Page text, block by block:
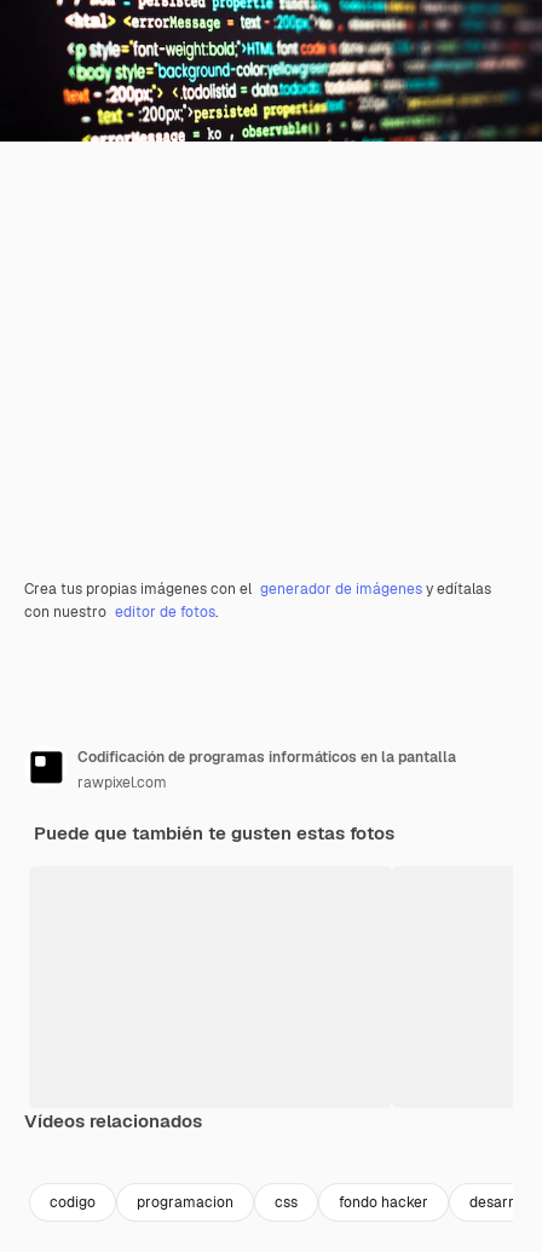
Crea tus propias imágenes con el generador de imágenesy edítalas
con nuestro editor de fotos.
Codificación de programas informáticos en la pantalla
rawpixel.com
Puede que también te gusten estas fotos
Vídeos relacionados
codigo programacion css fondo hacker